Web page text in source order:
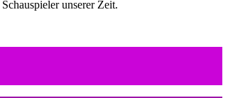
unserer Zeit.